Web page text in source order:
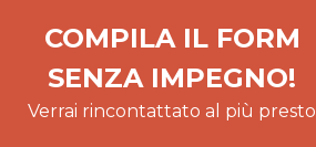
COMPILA IL FORM
SENZA IMPEGNO!
Verrai rincontattato al più presto